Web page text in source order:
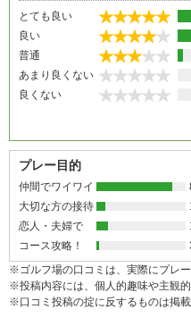
とても良い
良い
普通
あまり良くない
良くない
プレー目的
仲間でワイワイ
大切な方の接待
恋人・夫婦で
コース攻略！
※ゴルフ場の口コミは、実際にプレー
※投稿内容には、個人的趣味や主観
※口コミ投稿の掟に反するものは掲載